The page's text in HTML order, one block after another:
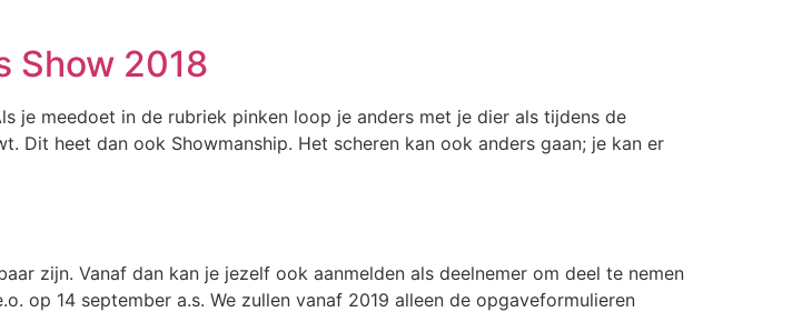
Show 2018
je meedoet in de rubriek pinken loop je anders met je dier als tijdens de
Dit heet dan ook Showmanship. Het scheren kan ook anders gaan; je kan er
zijn. Vanaf dan kan je jezelf ook aanmelden als deelnemer om deel te nemen
op 14 september a.s. We zullen vanaf 2019 alleen de opgaveformulieren